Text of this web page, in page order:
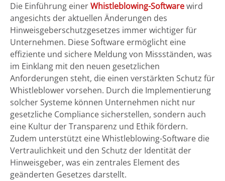
Die Einführung einerWhistleblowing-Softwarewird
angesichts der aktuellen Änderungen des
Hinweisgeberschutzgesetzes immer wichtiger für
Unternehmen. Diese Software ermöglicht eine
effiziente und sichere Meldung von Missständen, was
im Einklang mit den neuen gesetzlichen
Anforderungen steht, die einen verstärkten Schutz für
Whistleblower vorsehen. Durch die Implementierung
solcher Systeme können Unternehmen nicht nur
gesetzliche Compliance sicherstellen, sondern auch
eine Kultur der Transparenz und Ethik fördern.
Zudem unterstützt eine Whistleblowing-Software die
Vertraulichkeit und den Schutz der Identität der
Hinweisgeber, was ein zentrales Element des
geänderten Gesetzes darstellt.